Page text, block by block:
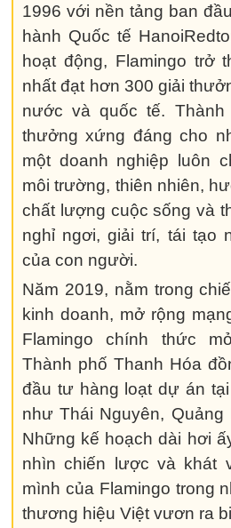
1996 với nền tảng ban
hành Quốc tế
hoạt động, Flamingo trở
nhất đạt hơn 300 giải
nước và quốc tế.
thưởng xứng đáng cho
một doanh nghiệp luôn
môi trường, thiên nhiên,
chất lượng cuộc sống và
nghỉ ngơi, giải trí, tái tạo
của con người.
Năm 2019, nằm trong
kinh doanh, mở rộng
Flamingo chính thức
Thành phố Thanh Hóa
đầu tư hàng loạt dự án
như Thái Nguyên,
Những kế hoạch dài hơi
nhìn chiến lược và khát
mình của Flamingo trong
thương hiệu Việt vươn ra